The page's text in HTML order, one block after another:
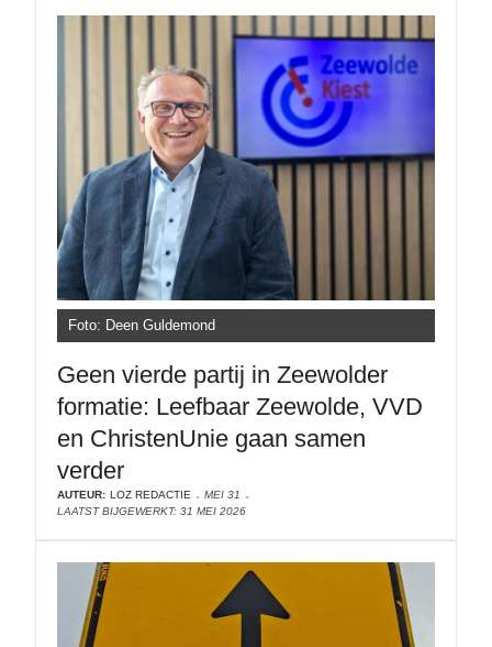
Foto: Deen Guldemond
Geen vierde partij in Zeewolder
formatie: Leefbaar Zeewolde, VVD
en ChristenUnie gaan samen
verder
AUTEUR: LOZ REDACTIE
MEI 31
LAATST BIJGEWERKT: 31 MEI 2026